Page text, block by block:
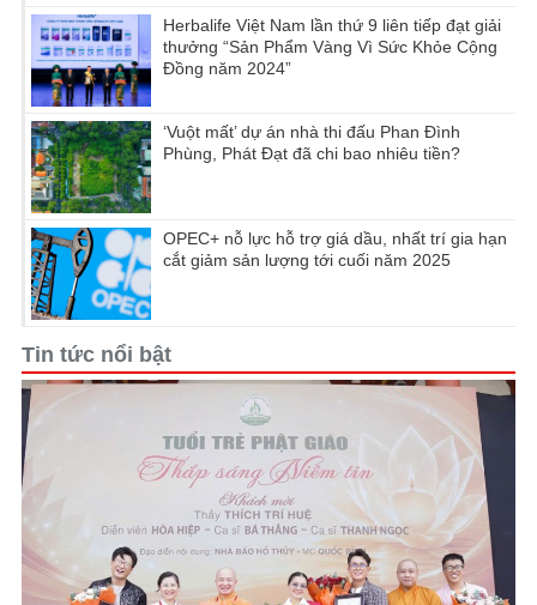
Herbalife Việt Nam lần thứ 9 liên tiếp đạt giải
thưởng “Sản Phẩm Vàng Vì Sức Khỏe Cộng
Đồng năm 2024”
‘Vuột mất’ dự án nhà thi đấu Phan Đình
Phùng, Phát Đạt đã chi bao nhiêu tiền?
OPEC+ nỗ lực hỗ trợ giá dầu, nhất trí gia hạn
cắt giảm sản lượng tới cuối năm 2025
Tin tức nổi bật